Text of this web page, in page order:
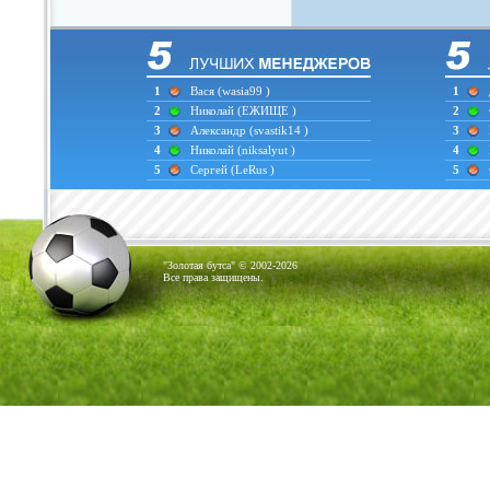
1 Вася (wasia99 )
2
Николай (ЕЖИЩЕ )
3
Александр (svastik14 )
4
Николай (niksalyut )
5
Сергей (LeRus )
1
2
3
4
5
"Золотая бутса" © 2002-2026
Все права защищены.